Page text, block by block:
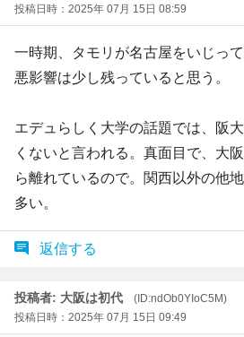
投稿日時：2025年 07月 15日 08:59
一時期、タモリが名古屋をいじっ
悪影響は少し残っていると思う。
エデュらしく大学の話題では、阪
くないと言われる。真面目で、大
ら離れているので。関西以外の他
多い。
返信する
投稿者: 大阪は初代
(ID:ndOb0YIoC5M)
投稿日時：2025年 07月 15日 09:49